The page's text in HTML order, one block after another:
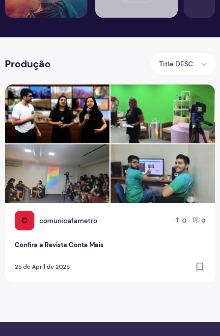
Produção Title DESC
C comunicafametro 0 0
Confira a Revista Conta Mais
25 de April de 2025
Confira a Revista Conta Mais